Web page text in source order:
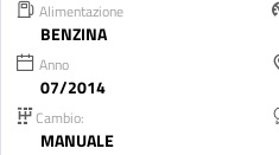
Alimentazione
BENZINA
Anno
07/2014
Cambio:
MANUALE